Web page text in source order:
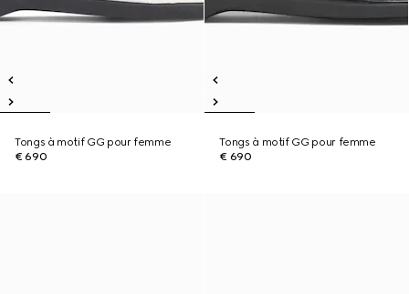
Tongs à motif GG pour femme
€ 690
Tongs à motif GG pour femme
€ 690